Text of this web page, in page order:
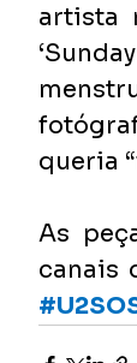
artista
queria
As